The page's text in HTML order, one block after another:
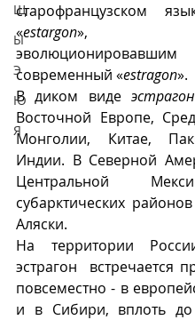
Щ
Ы
Э
Ю
Я
старофранцузском
«estargon»,
современный «estragon».
В диком виде эстрагон
Восточной Европе,
Монголии, Китае,
Индии. В Северной
Центральной
субарктических
Аляски.
На территории
эстрагон  встречается
повсеместно - в
и в Сибири, вплоть до